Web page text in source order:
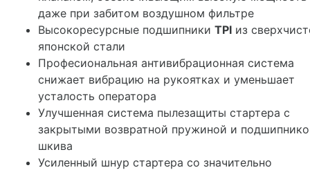
даже при забитом воздушном фильтре
Высокоресурсные подшипники TPI из
японской стали
Професиональная антивибрационная система
снижает вибрацию на рукоятках и уменьшает
усталость оператора
Улучшенная система пылезащиты стартера с
закрытыми возвратной пружиной и
шкива
Усиленный шнур стартера со значительно